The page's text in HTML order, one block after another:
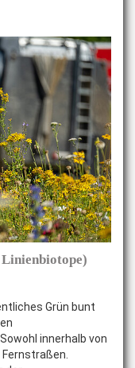
Grün bunt
innerhalb von